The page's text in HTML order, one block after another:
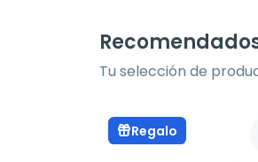
Tu selección de
Regalo